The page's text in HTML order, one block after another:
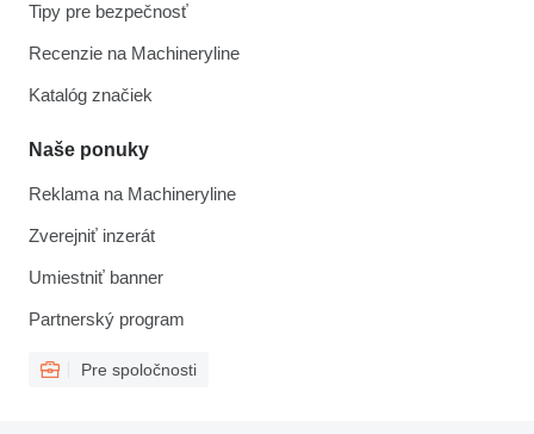
Tipy pre bezpečnosť
Recenzie na Machineryline
Katalóg značiek
Naše ponuky
Reklama na Machineryline
Zverejniť inzerát
Umiestniť banner
Partnerský program
Pre spoločnosti